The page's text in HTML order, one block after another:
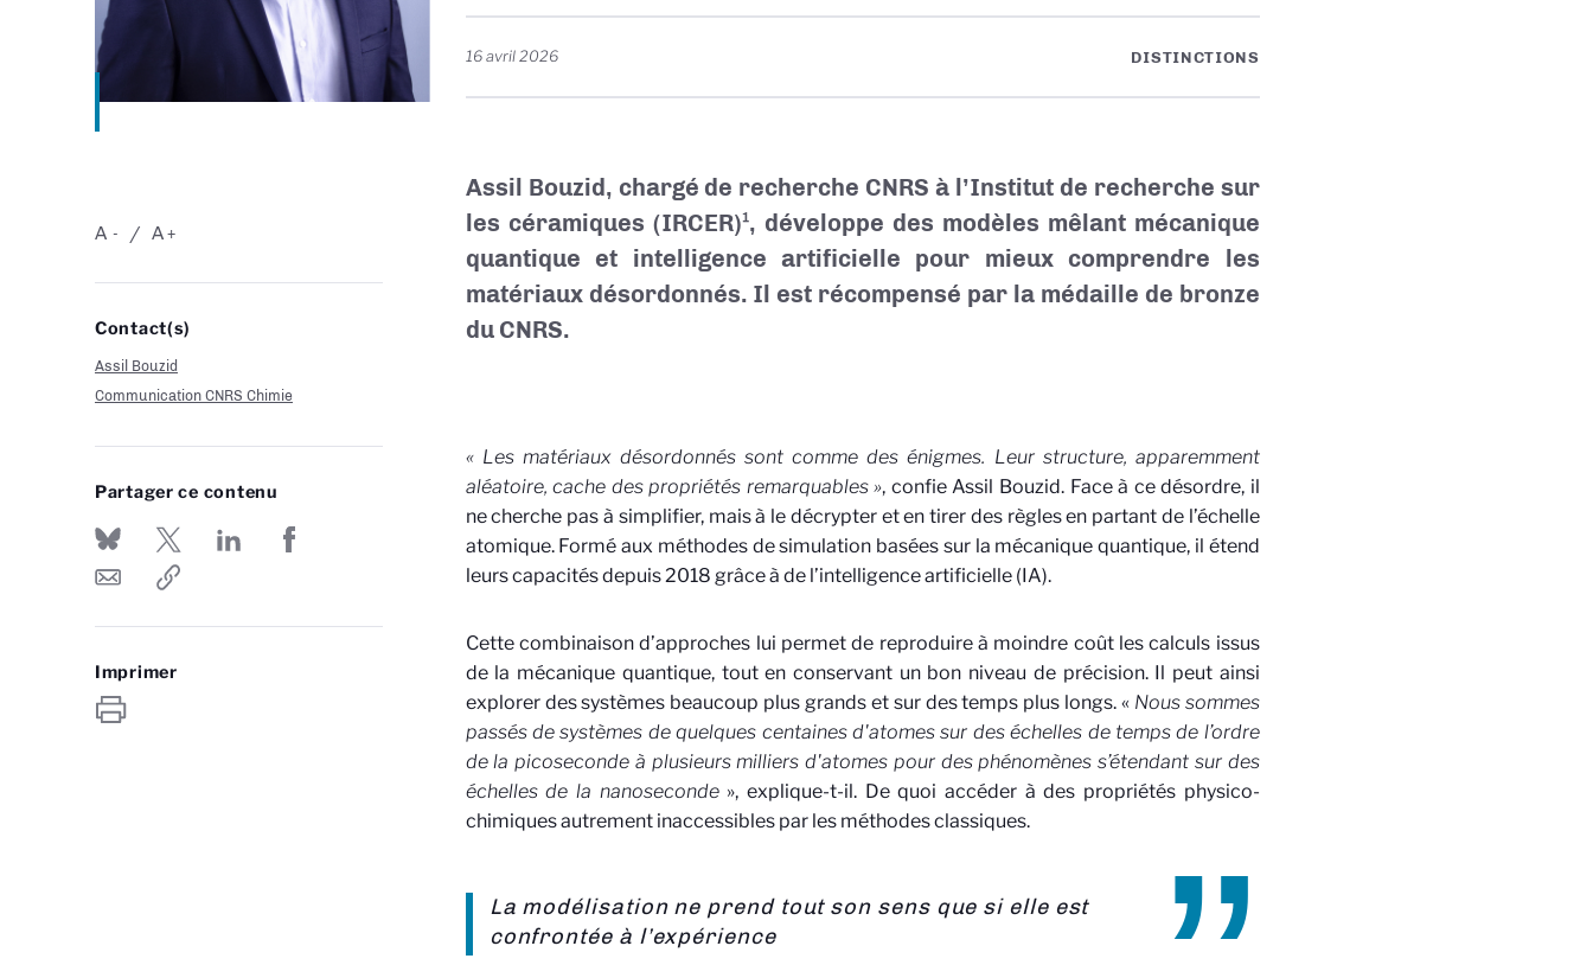
-
A +
A
Contact(s)
Assil Bouzid
Communication CNRS Chimie
Partager ce contenu
Imprimer
16 avril 2026 DISTINCTIONS
Assil Bouzid, chargé de recherche CNRS à l’Institut de recherche sur
les céramiques (IRCER)¹, développe des modèles mêlant mécanique
quantique et intelligence artificielle pour mieux comprendre les
matériaux désordonnés. Il est récompensé par la médaille de bronze
du CNRS.
« Les matériaux désordonnés sont comme des énigmes. Leur structure, apparemment
aléatoire, cache des propriétés remarquables », confie Assil Bouzid. Face à ce désordre, il
ne cherche pas à simplifier, mais à le décrypter et en tirer des règles en partant de l’échelle
atomique. Formé aux méthodes de simulation basées sur la mécanique quantique, il étend
leurs capacités depuis 2018 grâce à de l’intelligence artificielle (IA).
Cette combinaison d’approches lui permet de reproduire à moindre coût les calculs issus
de la mécanique quantique, tout en conservant un bon niveau de précision. Il peut ainsi
explorer des systèmes beaucoup plus grands et sur des temps plus longs. « Nous sommes
passés de systèmes de quelques centaines d'atomes sur des échelles de temps de l’ordre
de la picoseconde à plusieurs milliers d'atomes pour des phénomènes s’étendant sur des
échelles de la nanoseconde», explique-t-il. De quoi accéder à des propriétés physico-
chimiques autrement inaccessibles par les méthodes classiques.
La modélisation ne prend tout son sens que si elle est
confrontée à l’expérience